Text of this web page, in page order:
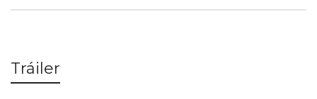
Tráiler